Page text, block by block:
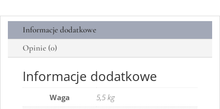
Informacje dodatkowe
Opinie (0)
Informacje dodatkowe
Waga
5,5 kg